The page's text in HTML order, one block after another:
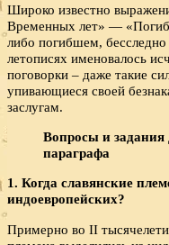
Широко известно
Временных лет» —
либо погибшем,
летописях именовалось
поговорки – даже такие
упивающиеся своей
заслугам.
Вопросы и задания
параграфа
1. Когда славянские
индоевропейских?
Примерно во II